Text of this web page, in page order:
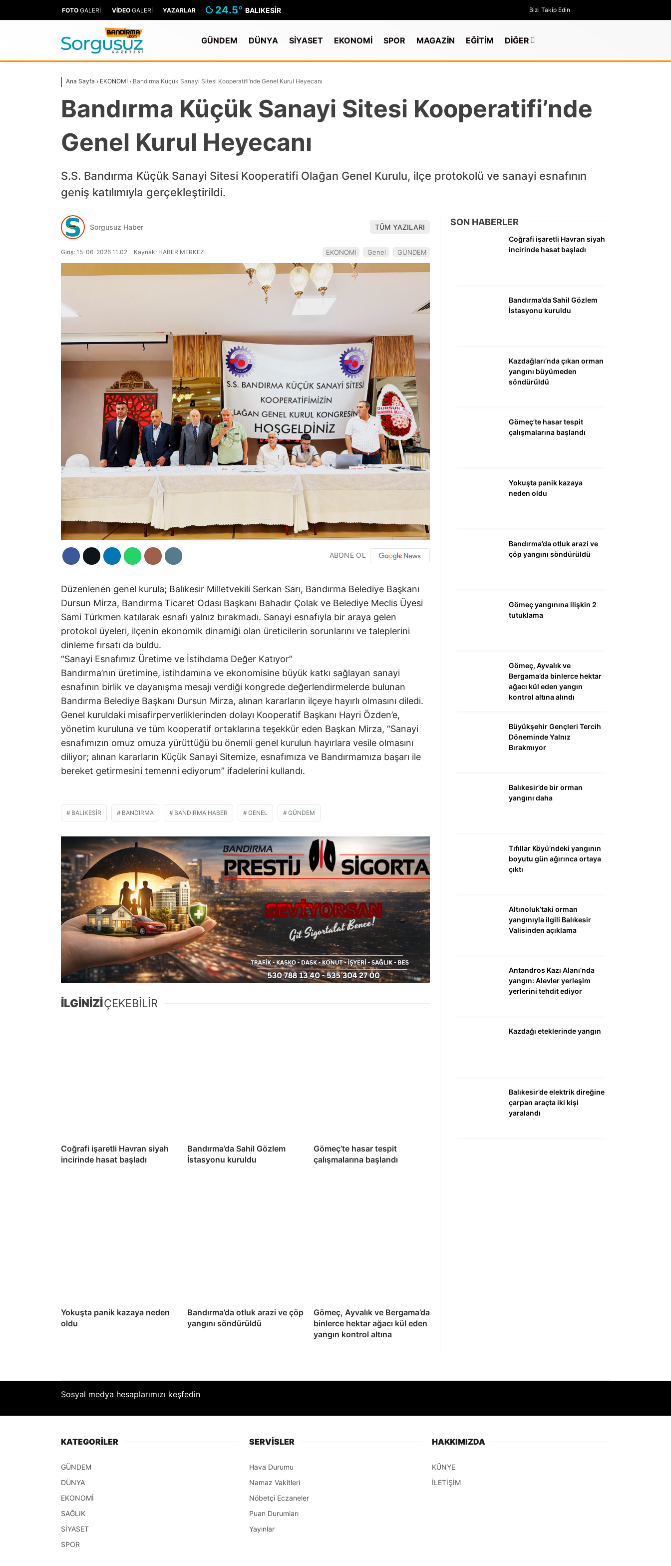
SİYASET
MAGAZİN
Youtube
FOTO GALERİ VİDEO GALERİ YAZARLAR 24.5° BALIKESIR Bizi Takip Edin
GÜNDEM DÜNYA SİYASET EKONOMİ SPOR MAGAZİN EĞİTİM DİĞER
Ana Sayfa › EKONOMİ › Bandırma Küçük Sanayi Sitesi Kooperatifi’nde Genel Kurul Heyecanı
Bandırma Küçük Sanayi Sitesi Kooperatifi’nde
Genel Kurul Heyecanı
S.S. Bandırma Küçük Sanayi Sitesi Kooperatifi Olağan Genel Kurulu, ilçe protokolü ve sanayi esnafının
geniş katılımıyla gerçekleştirildi.
Sorgusuz Haber TÜM YAZILARI
Giriş: 15-06-2026 11:02 Kaynak: HABER MERKEZI EKONOMİ Genel GÜNDEM
ABONE OL
Düzenlenen genel kurula; Balıkesir Milletvekili Serkan Sarı, Bandırma Belediye Başkanı
Dursun Mirza, Bandırma Ticaret Odası Başkanı Bahadır Çolak ve Belediye Meclis Üyesi
Sami Türkmen katılarak esnafı yalnız bırakmadı. Sanayi esnafıyla bir araya gelen
protokol üyeleri, ilçenin ekonomik dinamiği olan üreticilerin sorunlarını ve taleplerini
dinleme fırsatı da buldu.
“Sanayi Esnafımız Üretime ve İstihdama Değer Katıyor”
Bandırma’nın üretimine, istihdamına ve ekonomisine büyük katkı sağlayan sanayi
esnafının birlik ve dayanışma mesajı verdiği kongrede değerlendirmelerde bulunan
Bandırma Belediye Başkanı Dursun Mirza, alınan kararların ilçeye hayırlı olmasını diledi.
Genel kuruldaki misafirperverliklerinden dolayı Kooperatif Başkanı Hayri Özden’e,
yönetim kuruluna ve tüm kooperatif ortaklarına teşekkür eden Başkan Mirza, “Sanayi
esnafımızın omuz omuza yürüttüğü bu önemli genel kurulun hayırlara vesile olmasını
diliyor; alınan kararların Küçük Sanayi Sitemize, esnafımıza ve Bandırmamıza başarı ile
bereket getirmesini temenni ediyorum” ifadelerini kullandı.
BALIKESIR BANDIRMA BANDIRMA HABER GENEL GÜNDEM
İLGİNİZİÇEKEBİLİR
Coğrafi işaretli Havran siyah
incirinde hasat başladı
Bandırma’da Sahil Gözlem
İstasyonu kuruldu
Gömeç’te hasar tespit
çalışmalarına başlandı
Yokuşta panik kazaya neden
oldu
Bandırma’da otluk arazi ve çöp
yangını söndürüldü
Gömeç, Ayvalık ve Bergama’da
binlerce hektar ağacı kül eden
yangın kontrol altına
SON HABERLER
Coğrafi işaretli Havran siyah
incirinde hasat başladı
Bandırma’da Sahil Gözlem
İstasyonu kuruldu
Kazdağları’nda çıkan orman
yangını büyümeden
söndürüldü
Gömeç’te hasar tespit
çalışmalarına başlandı
Yokuşta panik kazaya
neden oldu
Bandırma’da otluk arazi ve
çöp yangını söndürüldü
Gömeç yangınına ilişkin 2
tutuklama
Gömeç, Ayvalık ve
Bergama’da binlerce hektar
ağacı kül eden yangın
kontrol altına alındı
Büyükşehir Gençleri Tercih
Döneminde Yalnız
Bırakmıyor
Balıkesir’de bir orman
yangını daha
Tıfıllar Köyü’ndeki yangının
boyutu gün ağırınca ortaya
çıktı
Altınoluk’taki orman
yangınıyla ilgili Balıkesir
Valisinden açıklama
Antandros Kazı Alanı’nda
yangın: Alevler yerleşim
yerlerini tehdit ediyor
Kazdağı eteklerinde yangın
Balıkesir’de elektrik direğine
çarpan araçta iki kişi
yaralandı
Sosyal medya hesaplarımızı keşfedin
KATEGORİLER
GÜNDEM
DÜNYA
EKONOMİ
SAĞLIK
SİYASET
SPOR
SERVİSLER
Hava Durumu
Namaz Vakitleri
Nöbetçi Eczaneler
Puan Durumları
Yayınlar
HAKKIMIZDA
KÜNYE
İLETİŞİM